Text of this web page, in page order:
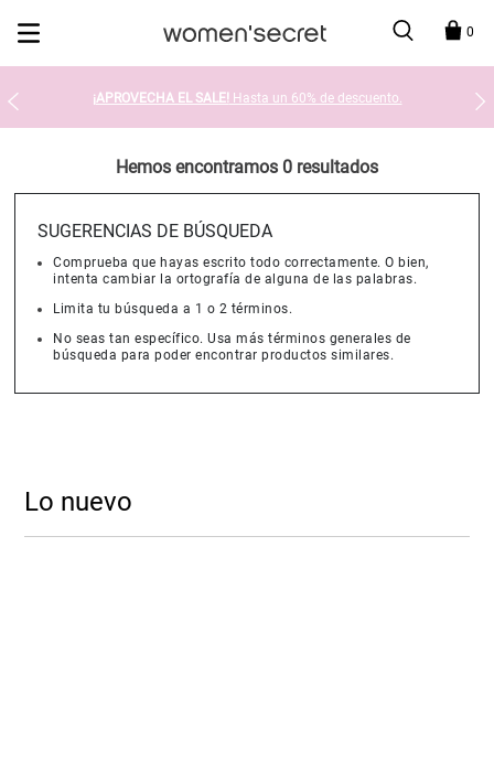
0
¡APROVECHA EL SALE!Hasta un 60% de descuento.
Hemos encontramos 0 resultados
SUGERENCIAS DE BÚSQUEDA
intenta cambiar la ortografía de alguna de las palabras.
Limita tu búsqueda a 1 o 2 términos.
Lo nuevo